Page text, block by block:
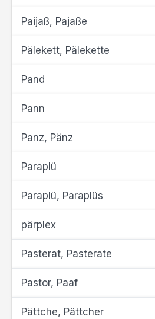
Paijaß, Pajaße
Pälekett, Pälekette
Pand
Pann
Panz, Pänz
Paraplü
Paraplü, Paraplüs
pärplex
Pasterat, Pasterate
Pastor, Paaf
Pättche, Pättcher